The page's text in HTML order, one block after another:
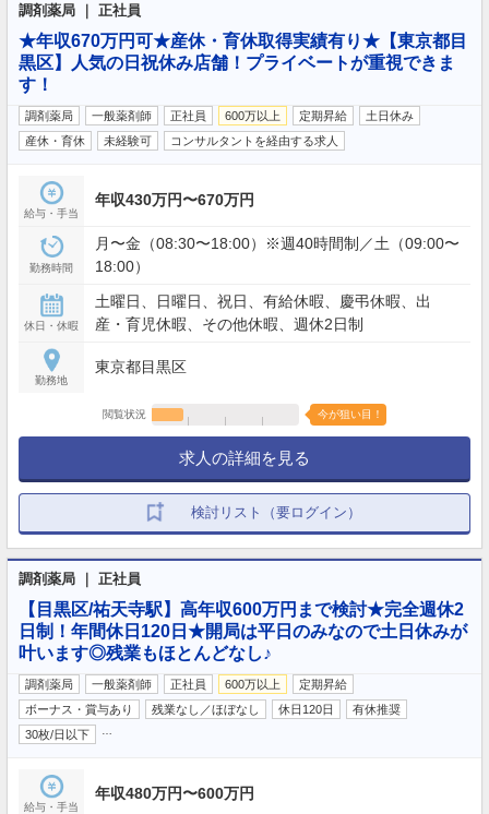
調剤薬局 ｜ 正社員
★年収670万円可★産休・育休取得実績有り★【東京都目
黒区】人気の日祝休み店舗！プライベートが重視できま
す！
調剤薬局 一般薬剤師 正社員 600万以上 定期昇給
土日休み
産休・育休
未経験可 コンサルタントを経由する求人
給与・手当
年収430万円〜670万円
勤務時間
月〜金（08:30〜18:00）※週40時間制／土（09:00〜
18:00）
休日・休暇
土曜日、日曜日、祝日、有給休暇、慶弔休暇、出
産・育児休暇、その他休暇、週休2日制
勤務地
東京都目黒区
閲覧状況 今が狙い目！
求人の詳細を見る
検討リスト（要ログイン）
調剤薬局 ｜ 正社員
【目黒区/祐天寺駅】高年収600万円まで検討★完全週休2
日制！年間休日120日★開局は平日のみなので土日休みが
叶います◎残業もほとんどなし♪
調剤薬局 一般薬剤師 正社員 600万以上
定期昇給
ボーナス・賞与あり
残業なし／ほぼなし 休日120日
有休推奨
30枚/日以下
給与・手当
年収480万円〜600万円